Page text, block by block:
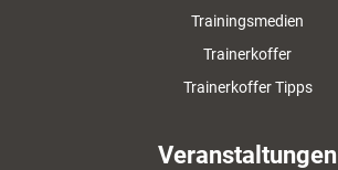
Trainingsmedien
Trainerkoffer
Trainerkoffer Tipps
Veranstaltungen